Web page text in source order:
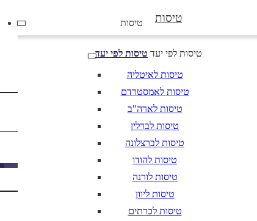
טיסות טיסות
טיסות לפי יעד טיסות לפי יעד
טיסות לאיטליה
טיסות לאמסטרדם
טיסות לארה"ב
טיסות לברלין
טיסות לברצלונה
טיסות להודו
טיסות לורנה
טיסות ליוון
טיסות לכרתים
מתי? יום, חודש, שנה